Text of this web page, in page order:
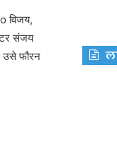
विजय,
संजय
उसे फौरन